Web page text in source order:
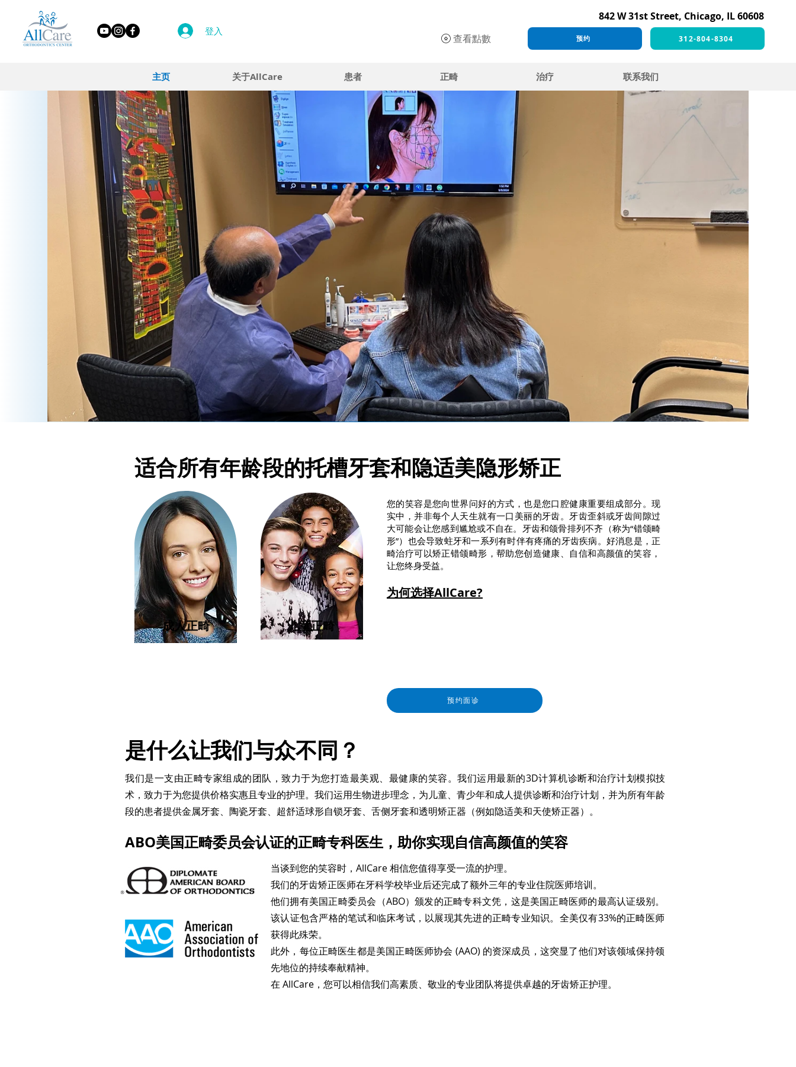
登入
842 W 31st Street, Chicago, IL 60608
查看點數
预约 312-804-8304
主页 关于AllCare 患者 正畸 治疗 联系我们
患者须知
治疗须知
适合所有年龄段的托槽牙套和隐适美隐形矫正
成人正畸 ​儿童正畸
您的笑容是您向世界问好的方式，也是您口腔健康重要组成部分。现
实中，并非每个人天生就有一口美丽的牙齿。牙齿歪斜或牙齿间隙过
大可能会让您感到尴尬或不自在。牙齿和颌骨排列不齐（称为“错颌畸
形”）也会导致蛀牙和一系列有时伴有疼痛的牙齿疾病。好消息是，正
畸治疗可以矫正错颌畸形，帮助您创造健康、自信和高颜值的笑容，
让您终身受益。
为何选择AllCare?
预约面诊
是什么让我们与众不同？
我们是一支由正畸专家组成的团队，致力于为您打造最美观、最健康的笑容。我们运用最新的3D计算机诊断和治疗计划模拟技
术，致力于为您提供价格实惠且专业的护理。我们运用生物进步理念，为儿童、青少年和成人提供诊断和治疗计划，并为所有年龄
段的患者提供金属牙套、陶瓷牙套、超舒适球形自锁牙套、舌侧牙套和透明矫正器（例如隐适美和天使矫正器）。
ABO美国正畸委员会认证的正畸专科医生，助你实现自信高颜值的笑容
当谈到您的笑容时，AllCare 相信您值得享受一流的护理。
我们的牙齿矫正医师在牙科学校毕业后还完成了额外三年的专业住院医师培训。
他们拥有美国正畸委员会（ABO）颁发的正畸专科文凭，这是美国正畸医师的最高认证级别。
该认证包含严格的笔试和临床考试，以展现其先进的正畸专业知识。全美仅有33%的正畸医师
获得此殊荣。
此外，每位正畸医生都是美国正畸医师协会 (AAO) 的资深成员，这突显了他们对该领域保持领
先地位的持续奉献精神。
在 AllCare，您可以相信我们高素质、敬业的专业团队将提供卓越的牙齿矫正护理。